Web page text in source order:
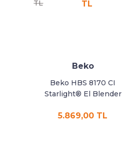
TL
TL
Beko
Beko HBS 8170 CI
Starlight® El Blender
5.869,00 TL